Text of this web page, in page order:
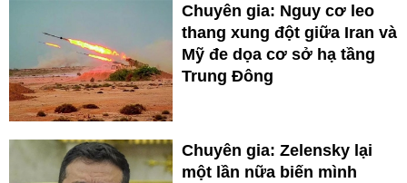
Chuyên gia: Nguy cơ leo
thang xung đột giữa Iran và
Mỹ đe dọa cơ sở hạ tầng
Trung Đông
Chuyên gia: Zelensky lại
một lần nữa biến mình